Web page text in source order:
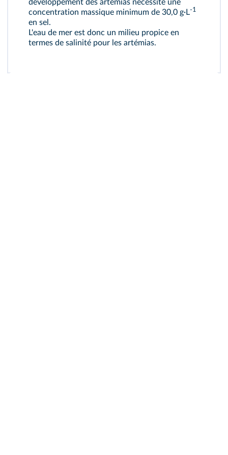
développement des artémias nécessite une
concentration massique minimum de 30,0 g·L-1
en sel.
L'eau de mer est donc un milieu propice en
termes de salinité pour les artémias.